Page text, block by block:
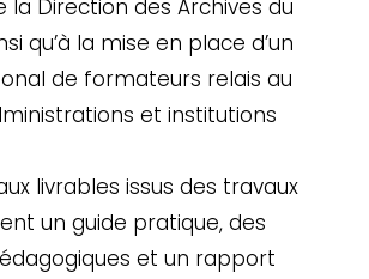
la Direction des Archives du
qu’à la mise en place d’un
de formateurs relais au
et institutions
livrables issus des travaux
un guide pratique, des
et un rapport